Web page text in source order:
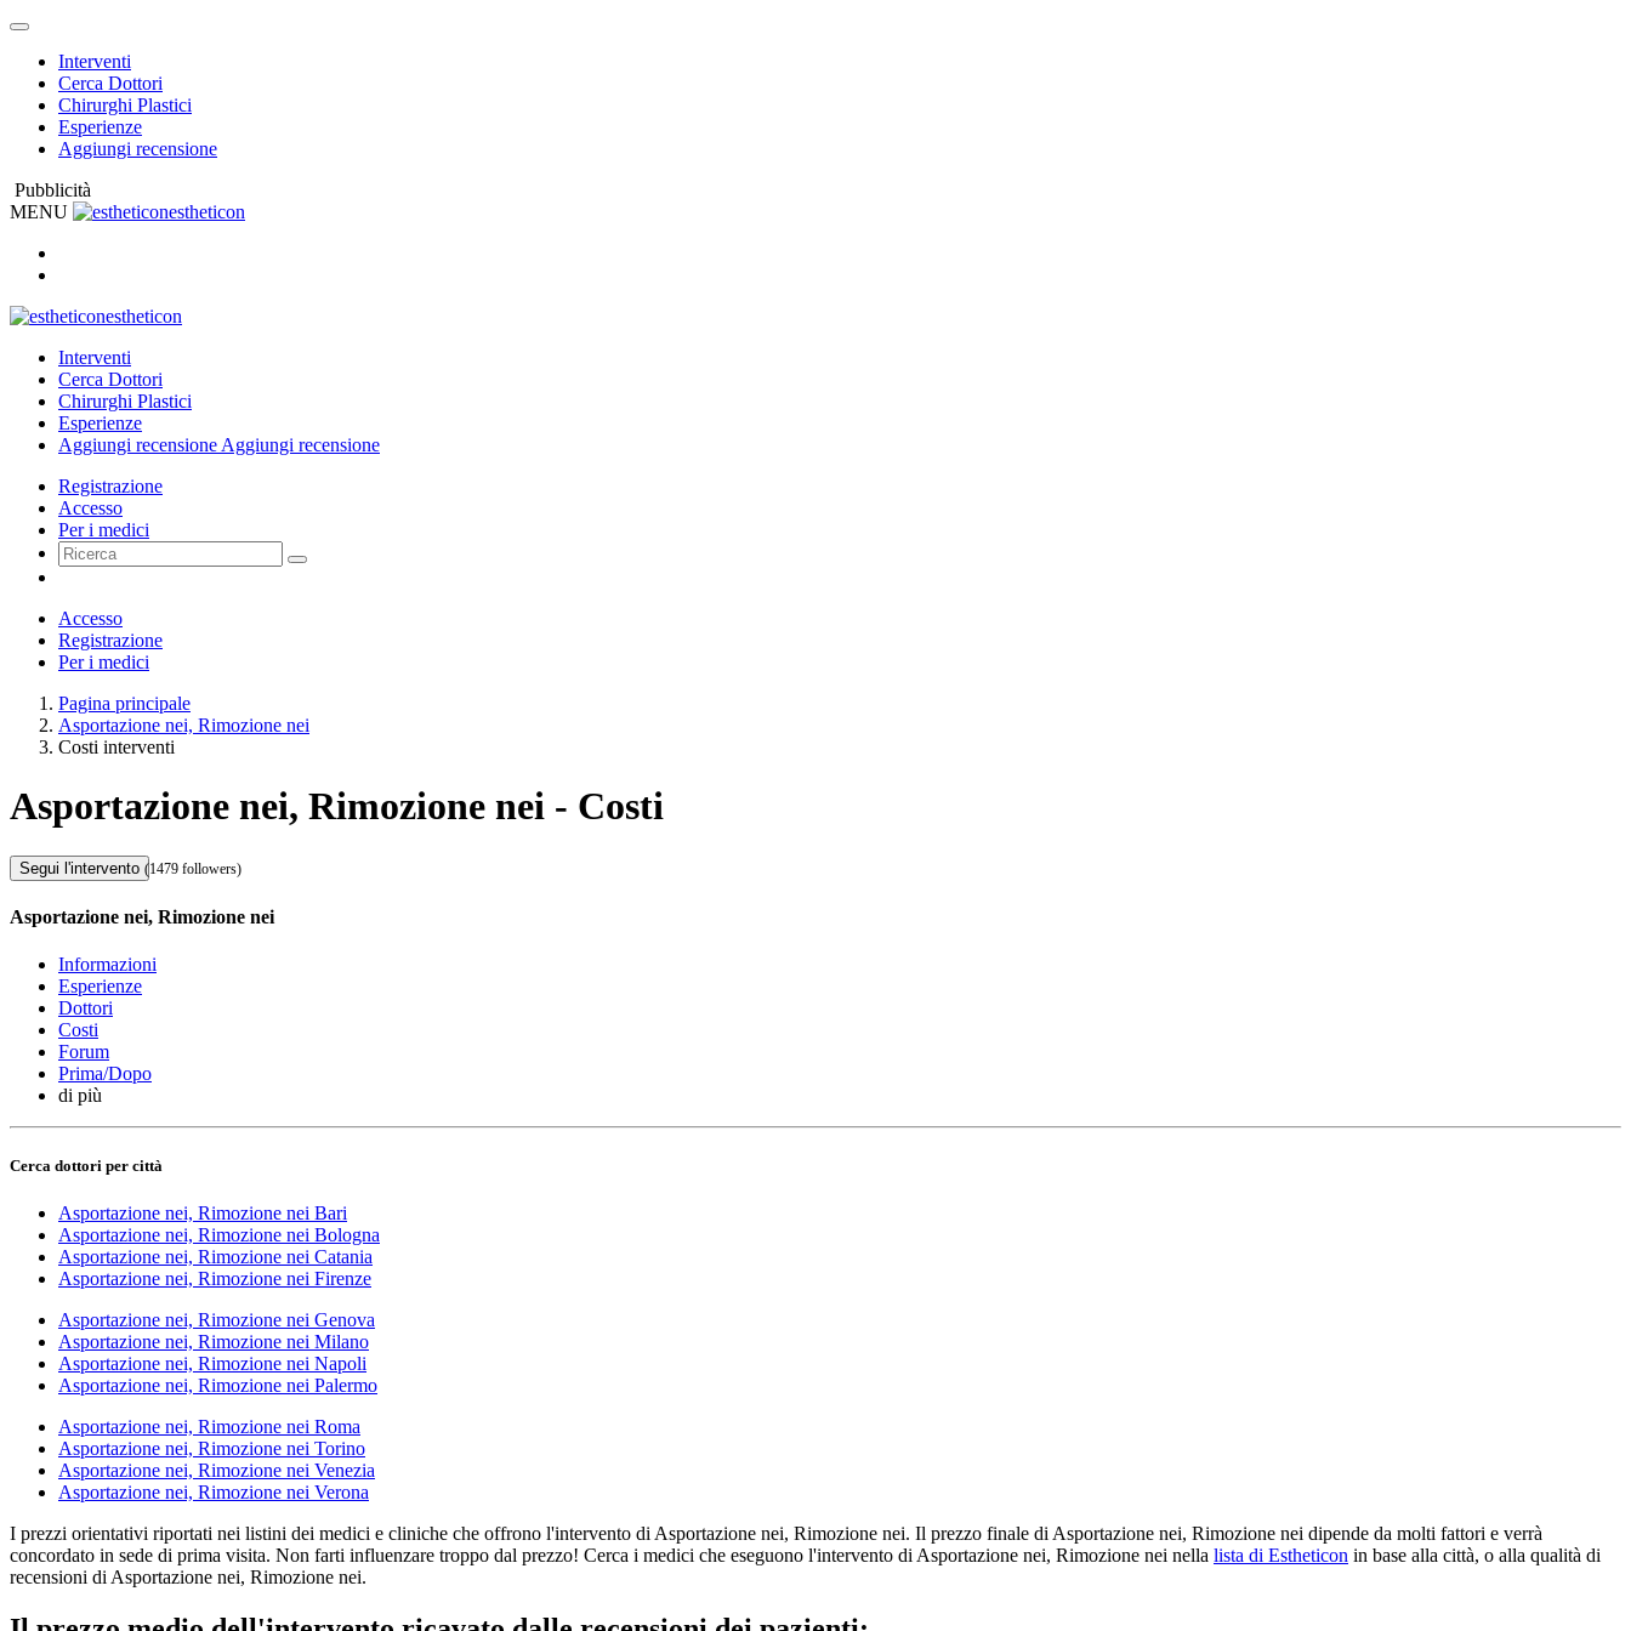
Interventi
Cerca Dottori
Chirurghi Plastici
Esperienze
Aggiungi recensione
Pubblicità
MENU
estheticon
estheticon
Interventi
Cerca Dottori
Chirurghi Plastici
Esperienze
Aggiungi recensione Aggiungi recensione
Registrazione
Accesso
Per i medici
Accesso
Registrazione
Per i medici
Pagina principale
Asportazione nei, Rimozione nei
Costi interventi
Asportazione nei, Rimozione nei - Costi
Segui l'intervento (1479 followers)
Asportazione nei, Rimozione nei
Informazioni
Esperienze
Dottori
Costi
Forum
Prima/Dopo
di più
Cerca dottori per città
Asportazione nei, Rimozione nei Bari
Asportazione nei, Rimozione nei Bologna
Asportazione nei, Rimozione nei Catania
Asportazione nei, Rimozione nei Firenze
Asportazione nei, Rimozione nei Genova
Asportazione nei, Rimozione nei Milano
Asportazione nei, Rimozione nei Napoli
Asportazione nei, Rimozione nei Palermo
Asportazione nei, Rimozione nei Roma
Asportazione nei, Rimozione nei Torino
Asportazione nei, Rimozione nei Venezia
Asportazione nei, Rimozione nei Verona
I prezzi orientativi riportati nei listini dei medici e cliniche che offrono l'intervento di Asportazione nei, Rimozione nei. Il prezzo finale di Asportazione nei, Rimozione nei dipende da molti fattori e verrà
concordato in sede di prima visita. Non farti influenzare troppo dal prezzo! Cerca i medici che eseguono l'intervento di Asportazione nei, Rimozione nei nella lista di Estheticon in base alla città, o alla qualità di
recensioni di Asportazione nei, Rimozione nei.